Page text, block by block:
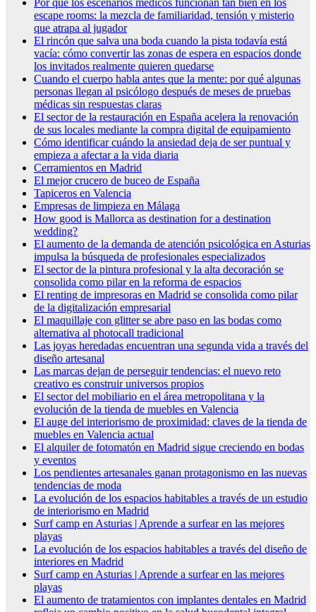
Por qué los escenarios médicos funcionan tan bien en los
escape rooms: la mezcla de familiaridad, tensión y misterio
que atrapa al jugador
El rincón que salva una boda cuando la pista todavía está
vacía: cómo convertir las zonas de espera en espacios donde
los invitados realmente quieren quedarse
Cuando el cuerpo habla antes que la mente: por qué algunas
personas llegan al psicólogo después de meses de pruebas
médicas sin respuestas claras
El sector de la restauración en España acelera la renovación
de sus locales mediante la compra digital de equipamiento
Cómo identificar cuándo la ansiedad deja de ser puntual y
empieza a afectar a la vida diaria
Cerramientos en Madrid
El mejor crucero de buceo de España
Tapiceros en Valencia
Empresas de limpieza en Málaga
How good is Mallorca as destination for a destination
wedding?
El aumento de la demanda de atención psicológica en Asturias
impulsa la búsqueda de profesionales especializados
El sector de la pintura profesional y la alta decoración se
consolida como pilar en la reforma de espacios
El renting de impresoras en Madrid se consolida como pilar
de la digitalización empresarial
El maquillaje con glitter se abre paso en las bodas como
alternativa al photocall tradicional
Las joyas heredadas encuentran una segunda vida a través del
diseño artesanal
Las marcas dejan de perseguir tendencias: el nuevo reto
creativo es construir universos propios
El sector del mobiliario en el área metropolitana y la
evolución de la tienda de muebles en Valencia
El auge del interiorismo de proximidad: claves de la tienda de
muebles en Valencia actual
El alquiler de fotomatón en Madrid sigue creciendo en bodas
y eventos
Los pendientes artesanales ganan protagonismo en las nuevas
tendencias de moda
La evolución de los espacios habitables a través de un estudio
de interiorismo en Madrid
Surf camp en Asturias | Aprende a surfear en las mejores
playas
La evolución de los espacios habitables a través del diseño de
interiores en Madrid
Surf camp en Asturias | Aprende a surfear en las mejores
playas
El aumento de tratamientos con implantes dentales en Madrid